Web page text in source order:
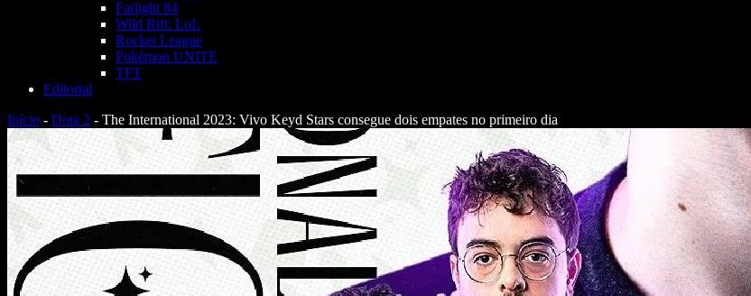
Farlight 84
Wild Rift: LoL
Rocket League
Pokémon UNITE
TFT
Editorial
Início - Dota 2 - The International 2023: Vivo Keyd Stars consegue dois empates no primeiro dia